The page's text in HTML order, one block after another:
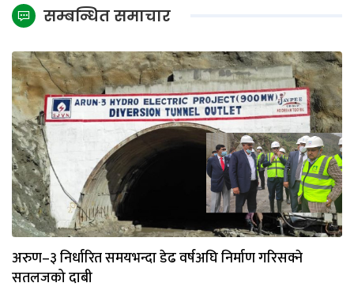
सम्बन्धित समाचार
अरुण–३ निर्धारित समयभन्दा डेढ वर्षअघि निर्माण गरिसक्ने
सतलजको दाबी